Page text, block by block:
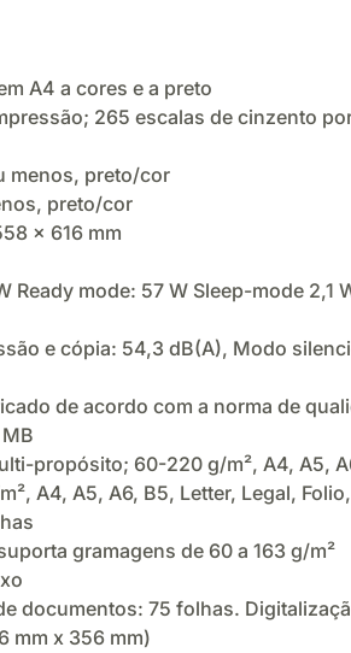
A4 a cores e a preto
265 escalas de cinzento
menos, preto/cor
preto/cor
x 616 mm
Ready mode: 57 W Sleep-mode 2,1
e cópia: 54,3 dB(A), Modo
de acordo com a norma de
propósito; 60-220 g/m², A4, A5,
A4, A5, A6, B5, Letter, Legal,
gramagens de 60 a 163 g/m²
documentos: 75 folhas.
mm x 356 mm)